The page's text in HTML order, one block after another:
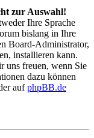
zur Auswahl!
Ihre Sprache
bislang in Ihre
Board-Administrator,
installieren kann.
uns freuen, wenn Sie
dazu können
aufphpBB.de